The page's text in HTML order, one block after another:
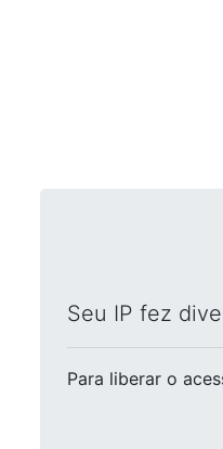
Seu IP fez
Para liberar o